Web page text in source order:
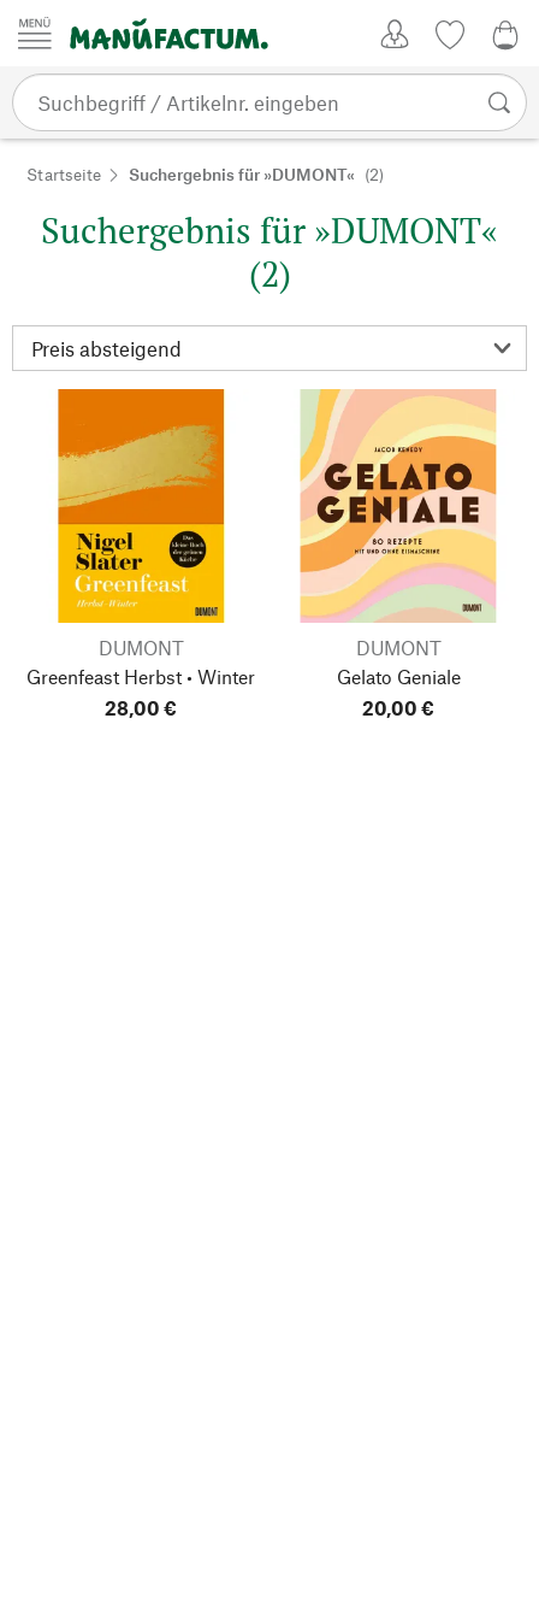
Zum Inhalt springen
Startseite Suchergebnis für »DUMONT« (2)
Suchergebnis für »DUMONT«
(2)
DUMONT
Greenfeast Herbst • Winter
28,00 €
DUMONT
Gelato Geniale
20,00 €